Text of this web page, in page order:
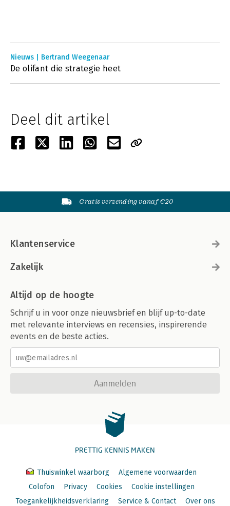
Nieuws | Bertrand Weegenaar
De olifant die strategie heet
Deel dit artikel
Gratis verzending vanaf €20
Klantenservice
Zakelijk
Altijd op de hoogte
Schrijf u in voor onze nieuwsbrief en blijf up-to-date
met relevante interviews en recensies, inspirerende
events en de beste acties.
Aanmelden
PRETTIG KENNIS MAKEN
Thuiswinkel waarborg
Algemene voorwaarden
Colofon
Privacy Cookies
Cookie instellingen
Toegankelijkheidsverklaring
Service & Contact Over ons